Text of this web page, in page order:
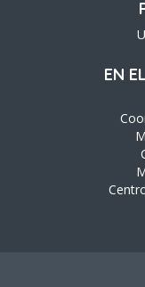
EN